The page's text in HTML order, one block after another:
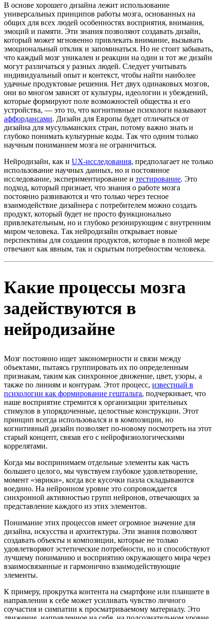
В основе хорошего дизайна лежит использование
универсальных принципов работы мозга, основанных на
общих для всех людей особенностях восприятия, внимания,
эмоций и памяти. Эти знания позволяют создавать дизайн,
который может мгновенно привлекать внимание, вызывать
эмоциональный отклик и запоминаться. Но не стоит забывать,
что каждый мозг уникален и реакции на один и тот же дизайн
могут различаться у разных людей. Следует учитывать
индивидуальный опыт и контекст, чтобы найти наиболее
удачные продуктовые решения. Нет двух одинаковых мозгов,
они во многом зависят от культуры, идеологии и убеждений,
которые формируют поле возможностей общества и его
устройства, — это то, что когнитивные психологи называют
аффордансами. Дизайн для Европы будет отличаться от
дизайна для мусульманских стран, потому важно знать и
глубоко понимать культурные коды. Так что одним только
научным пониманием мозга не ограничиться.
Нейродизайн, как и UX-исследования, предполагает не только
использование научных данных, но и постоянное
исследование, экспериментирование и тестирование. Это
подход, который признает, что знания о работе мозга
постоянно развиваются и что только через тесное
взаимодействие дизайнера с потребителем можно создать
продукт, который будет не просто функционально
привлекательным, но и глубоко резонирующим с внутренним
миром человека. Так нейродизайн открывает новые
перспективы для создания продуктов, которые в полной мере
отвечают как явным, так и скрытым потребностям человека.
Какие процессы мозга
задействуются в
нейродизайне
Мозг постоянно ищет закономерности и связи между
объектами, пытаясь группировать их по определенным
признакам, таким как синхронное движение, цвет, узоры, а
также по линиям и контурам. Этот процесс, известный в
психологии как формирование гештальта, подчеркивает, что
наше восприятие стремится к организации зрительных
стимулов в упорядоченные, целостные конструкции. Этот
принцип всегда использовался и в композиции, но
когнитивный дизайн позволяет по-новому посмотреть на этот
старый концепт, связав его с нейрофизиологическими
коррелятами.
Когда мы воспринимаем отдельные элементы как часть
большего целого, мы чувствуем глубокое удовлетворение,
момент «эврики», когда все кусочки пазла складываются
воедино. На нейронном уровне это сопровождается
синхронной активностью групп нейронов, отвечающих за
представление каждого из этих элементов.
Понимание этих процессов имеет огромное значение для
дизайна, искусства и архитектуры. Эти знания позволяют
создавать объекты и композиции, которые не только
удовлетворяют эстетические потребности, но и способствуют
лучшему пониманию и восприятию окружающего мира через
взаимосвязанные и гармонично взаимодействующие
элементы.
К примеру, прокрутка контента на смартфоне или планшете в
направлении к себе может усиливать чувство личного
соучастия и симпатии к просматриваемому материалу. Это